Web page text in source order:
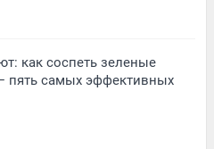
как соспеть зеленые
самых эффективных